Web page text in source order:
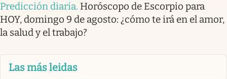
Predicción diaria. Horóscopo de Escorpio para
HOY, domingo 9 de agosto: ¿cómo te irá en el amor,
la salud y el trabajo?
Las más leidas